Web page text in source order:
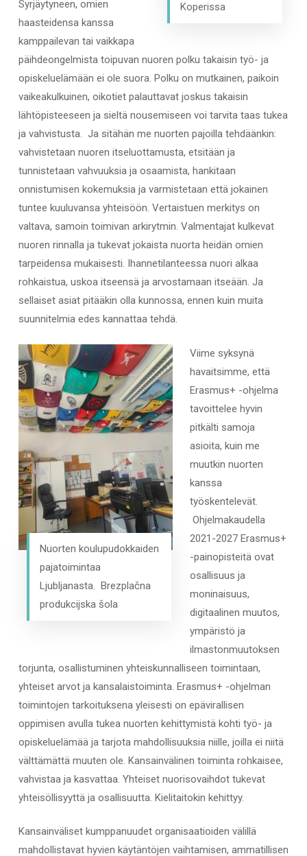
Koperissa
Syrjäytyneen, omien
haasteidensa kanssa
kamppailevan tai vaikkapa
päihdeongelmista toipuvan nuoren polku takaisin työ- ja
opiskeluelämään ei ole suora. Polku on mutkainen, paikoin
vaikeakulkuinen, oikotiet palauttavat joskus takaisin
lähtöpisteeseen ja sieltä nousemiseen voi tarvita taas tukea
ja vahvistusta. Ja sitähän me nuorten pajoilla tehdäänkin:
vahvistetaan nuoren itseluottamusta, etsitään ja
tunnistetaan vahvuuksia ja osaamista, hankitaan
onnistumisen kokemuksia ja varmistetaan että jokainen
tuntee kuuluvansa yhteisöön. Vertaistuen merkitys on
valtava, samoin toimivan arkirytmin. Valmentajat kulkevat
nuoren rinnalla ja tukevat jokaista nuorta heidän omien
tarpeidensa mukaisesti. Ihannetilanteessa nuori alkaa
rohkaistua, uskoa itseensä ja arvostamaan itseään. Ja
sellaiset asiat pitääkin olla kunnossa, ennen kuin muita
suunnitelmia edes kannattaa tehdä.
Nuorten koulupudokkaiden
pajatoimintaa
Ljubljanasta. Brezplačna
produkcijska šola
Viime syksynä
havaitsimme, että
Erasmus+ -ohjelma
tavoittelee hyvin
pitkälti samoja
asioita, kuin me
muutkin nuorten
kanssa
työskentelevät.
Ohjelmakaudella
2021-2027 Erasmus+
-painopisteitä ovat
osallisuus ja
moninaisuus,
digitaalinen muutos,
ympäristö ja
ilmastonmuutoksen
torjunta, osallistuminen yhteiskunnalliseen toimintaan,
yhteiset arvot ja kansalaistoiminta. Erasmus+ -ohjelman
toimintojen tarkoituksena yleisesti on epävirallisen
oppimisen avulla tukea nuorten kehittymistä kohti työ- ja
opiskeluelämää ja tarjota mahdollisuuksia niille, joilla ei niitä
välttämättä muuten ole. Kansainvälinen toiminta rohkaisee,
vahvistaa ja kasvattaa. Yhteiset nuorisovaihdot tukevat
yhteisöllisyyttä ja osallisuutta. Kielitaitokin kehittyy.
Kansainväliset kumppanuudet organisaatioiden välillä
mahdollistavat hyvien käytäntöjen vaihtamisen, ammatillisen